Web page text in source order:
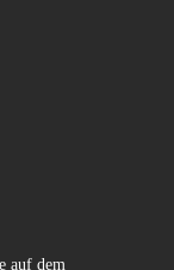
auf dem